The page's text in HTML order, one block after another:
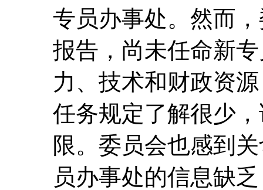
专员办事处。然而
报告，尚未任命新
力、技术和财政资
任务规定了解很少
限。委员会也感到
员办事处的信息缺